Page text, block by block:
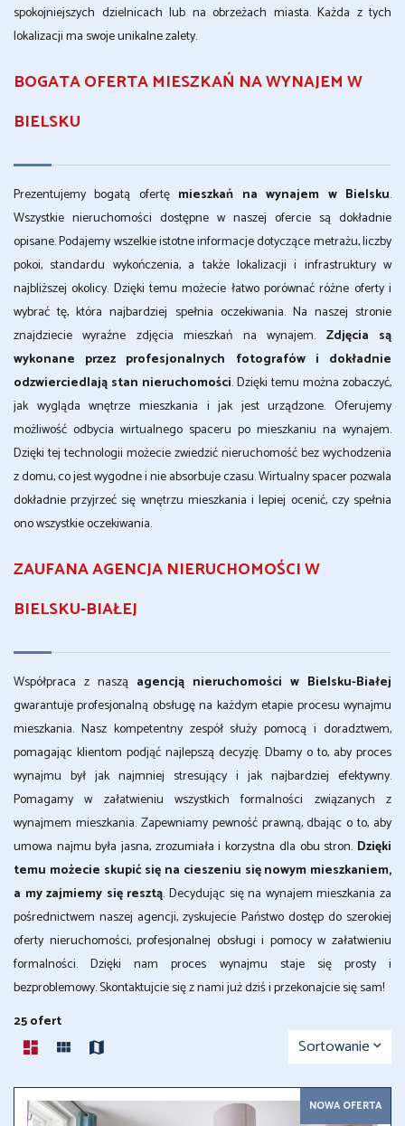
spokojniejszych dzielnicach lub na obrzeżach miasta. Każda z tych
lokalizacji ma swoje unikalne zalety.
BOGATA OFERTA MIESZKAŃ NA WYNAJEM W
BIELSKU
Prezentujemy bogatą ofertę mieszkań na wynajem w Bielsku.
Wszystkie nieruchomości dostępne w naszej ofercie są dokładnie
opisane. Podajemy wszelkie istotne informacje dotyczące metrażu, liczby
pokoi, standardu wykończenia, a także lokalizacji i infrastruktury w
najbliższej okolicy. Dzięki temu możecie łatwo porównać różne oferty i
wybrać tę, która najbardziej spełnia oczekiwania. Na naszej stronie
znajdziecie wyraźne zdjęcia mieszkań na wynajem. Zdjęcia są
wykonane przez profesjonalnych fotografów i dokładnie
odzwierciedlają stan nieruchomości. Dzięki temu można zobaczyć,
jak wygląda wnętrze mieszkania i jak jest urządzone. Oferujemy
możliwość odbycia wirtualnego spaceru po mieszkaniu na wynajem.
Dzięki tej technologii możecie zwiedzić nieruchomość bez wychodzenia
z domu, co jest wygodne i nie absorbuje czasu. Wirtualny spacer pozwala
dokładnie przyjrzeć się wnętrzu mieszkania i lepiej ocenić, czy spełnia
ono wszystkie oczekiwania.
ZAUFANA AGENCJA NIERUCHOMOŚCI W
BIELSKU-BIAŁEJ
Współpraca z naszą agencją nieruchomości w Bielsku-Białej
gwarantuje profesjonalną obsługę na każdym etapie procesu wynajmu
mieszkania. Nasz kompetentny zespół służy pomocą i doradztwem,
pomagając klientom podjąć najlepszą decyzję. Dbamy o to, aby proces
wynajmu był jak najmniej stresujący i jak najbardziej efektywny.
Pomagamy w załatwieniu wszystkich formalności związanych z
wynajmem mieszkania. Zapewniamy pewność prawną, dbając o to, aby
umowa najmu była jasna, zrozumiała i korzystna dla obu stron. Dzięki
temu możecie skupić się na cieszeniu się nowym mieszkaniem,
a my zajmiemy się resztą. Decydując się na wynajem mieszkania za
pośrednictwem naszej agencji, zyskujecie Państwo dostęp do szerokiej
oferty nieruchomości, profesjonalnej obsługi i pomocy w załatwieniu
formalności. Dzięki nam proces wynajmu staje się prosty i
bezproblemowy. Skontaktujcie się z nami już dziś i przekonajcie się sam!
25 ofert
Sortowanie
NOWA OFERTA